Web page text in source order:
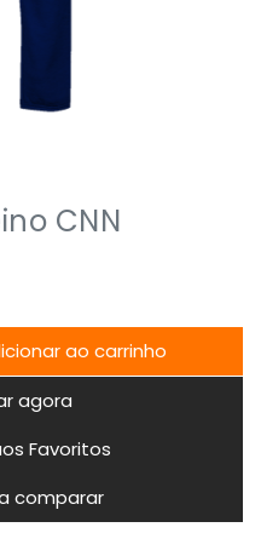
CNN
ao carrinho
agora
comparar
Favoritos